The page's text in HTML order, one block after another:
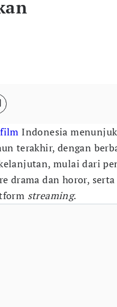
Indonesia
terakhir, dengan
mulai dari
drama dan horor,
streaming.